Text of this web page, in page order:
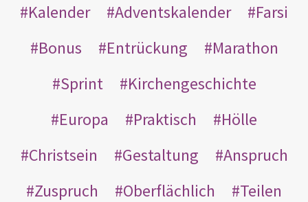
Kalender
Adventskalender
Farsi
Bonus
Entrückung
Marathon
Sprint
Kirchengeschichte
Europa
Praktisch
Hölle
Christsein
Gestaltung
Anspruch
Zuspruch
Oberflächlich
Teilen